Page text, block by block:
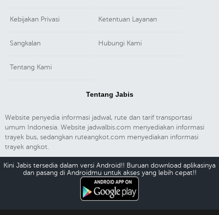
Kebijakan Privasi Ketentuan Layanan
Sangkalan Hubungi Kami
Tentang Kami
Tentang Jabis
Website penyedia informasi jadwal, rute dan tarif transportasi
umum Indonesia. Website jadwalbis.com menyediakan informasi
trayek bus, sedangkan ruteangkot.com menyediakan informasi
trayek angkot.
Kini Jabis tersedia dalam versi Android!! Buruan download aplikasinya
dan pasang di Androidmu untuk akses yang lebih cepat!!